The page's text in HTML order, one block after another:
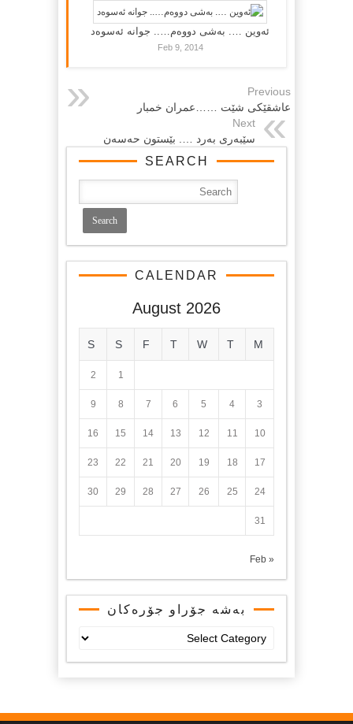
ئەوین …. بەشی دووەم….. جوانە ئەسوەد
Feb 9, 2014
Previous
عاشقێكی شێت ……عمران خمبار
Next
سێبه‌ری به‌رد …. بێستون حه‌سه‌ن
SEARCH
CALENDAR
August 2026
M
T
W
T
F
S
S
1
2
3
4
5
6
7
8
9
10
11
12
13
14
15
16
17
18
19
20
21
22
23
24
25
26
27
28
29
30
31
« Feb
بەشە جۆراو جۆرەکان
جۆرەکان